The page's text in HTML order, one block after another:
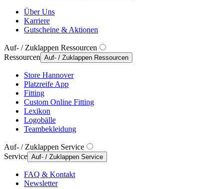
Über Uns
Karriere
Gutscheine & Aktionen
Auf- / Zuklappen Ressourcen
Ressourcen Auf- / Zuklappen Ressourcen
Store Hannover
Platzreife App
Fitting
Custom Online Fitting
Lexikon
Logobälle
Teambekleidung
Auf- / Zuklappen Service
Service Auf- / Zuklappen Service
FAQ & Kontakt
Newsletter